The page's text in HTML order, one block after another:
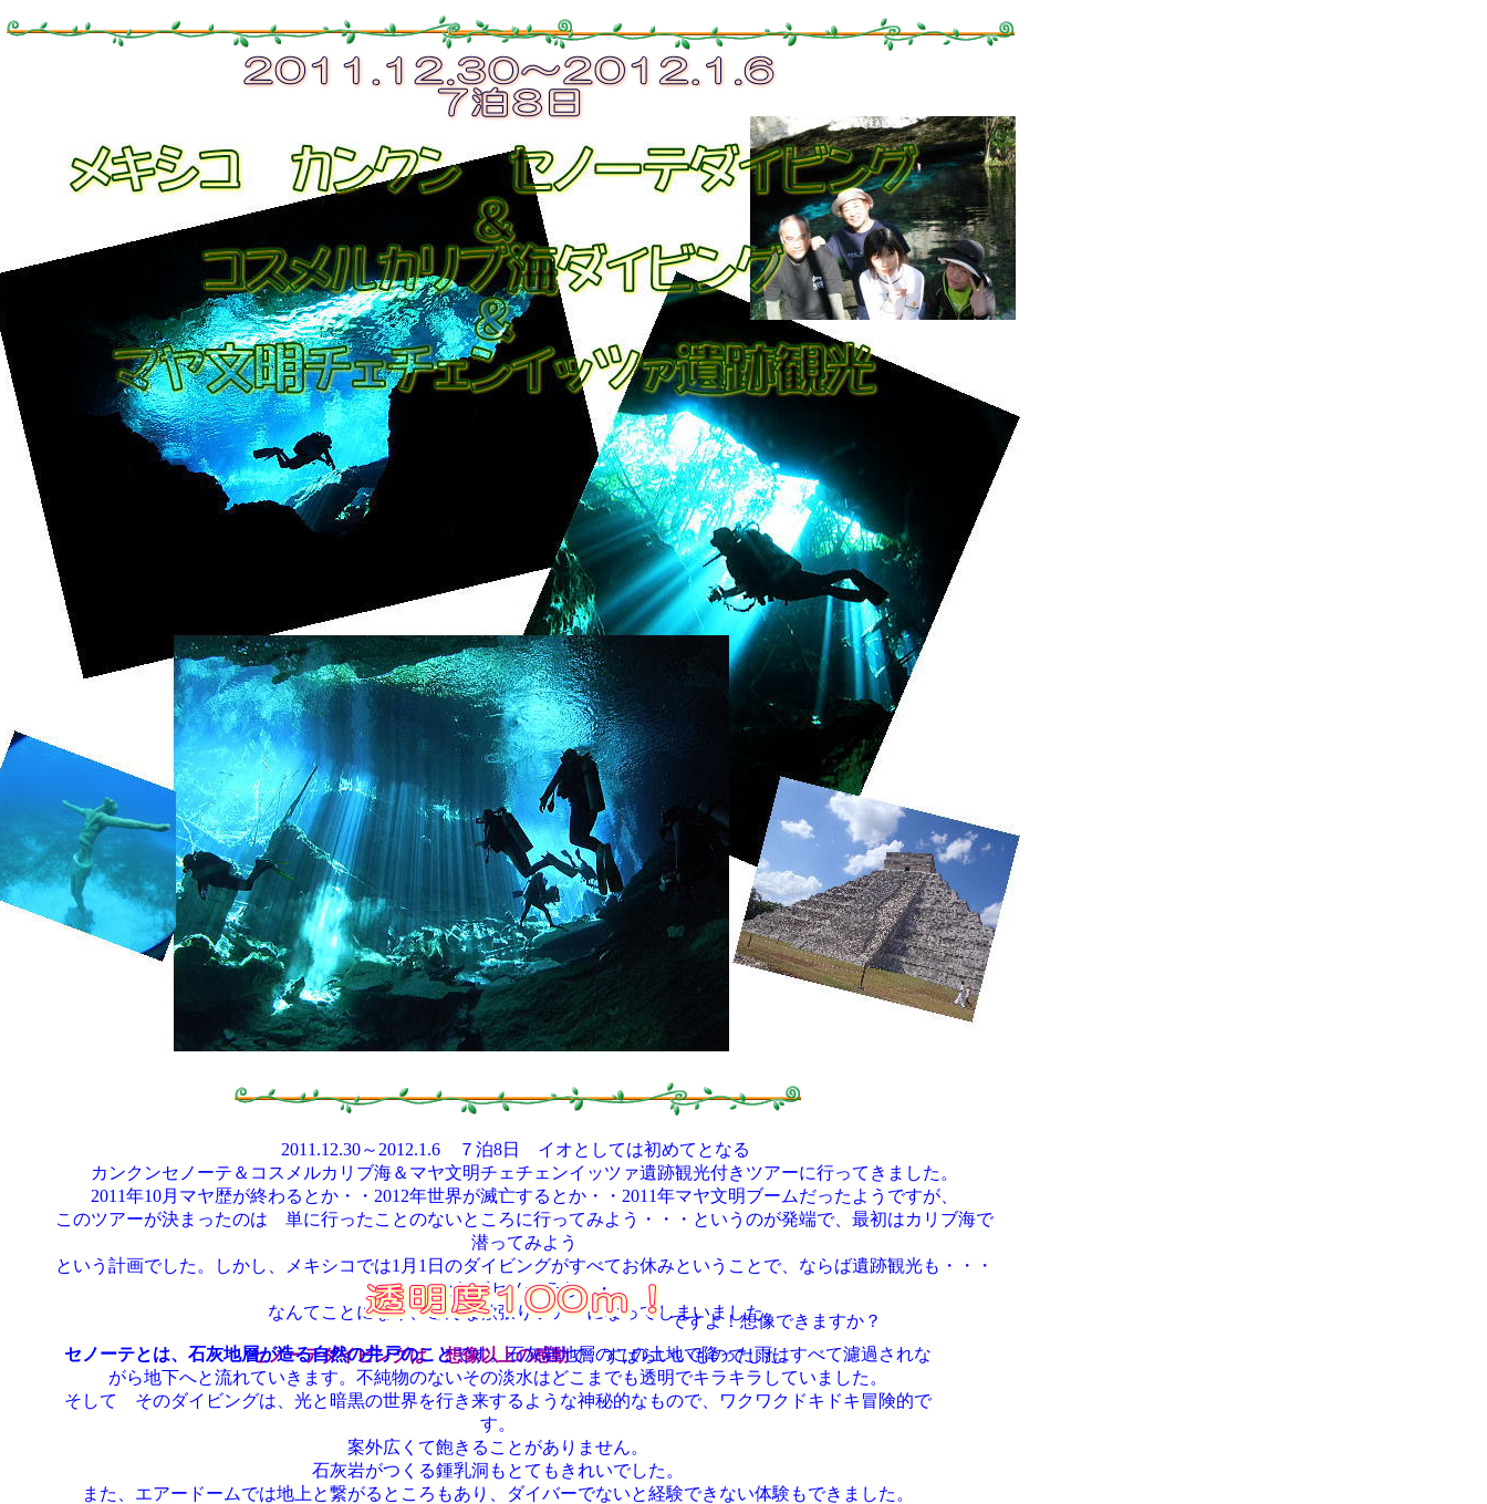
ですよ！想像できますか？
セノーテとは、石灰地層が造る自然の井戸のことです。石灰岩地層のこの土地で降った雨はすべて濾過されな
がら地下へと流れていきます。不純物のないその淡水はどこまでも透明でキラキラしていました。
そして そのダイビングは、光と暗黒の世界を行き来するような神秘的なもので、ワクワクドキドキ冒険的で
す。
案外広くて飽きることがありません。
石灰岩がつくる鍾乳洞もとてもきれいでした。
また、エアードームでは地上と繋がるところもあり、ダイバーでないと経験できない体験もできました。
2011.12.30～2012.1.6 ７泊8日 イオとしては初めてとなる
カンクンセノーテ＆コスメルカリブ海＆マヤ文明チェチェンイッツァ遺跡観光付きツアーに行ってきました。
2011年10月マヤ歴が終わるとか・・2012年世界が滅亡するとか・・2011年マヤ文明ブームだったようですが、
このツアーが決まったのは 単に行ったことのないところに行ってみよう・・・というのが発端で、最初はカリブ海で
潜ってみよう
という計画でした。しかし、メキシコでは1月1日のダイビングがすべてお休みということで、ならば遺跡観光も・・・
ならばセノーテも・・
なんてことになり、こんな欲張りツアーになってしまいました。
セノーテダイビングは 想像以上の感動で、すばらいいものでした。